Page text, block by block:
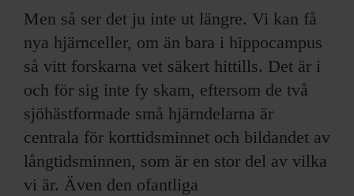
Men så ser det ju inte ut längre. Vi kan få
nya hjärnceller, om än bara i hippocampus
så vitt forskarna vet säkert hittills. Det är i
och för sig inte fy skam, eftersom de två
sjöhästformade små hjärndelarna är
centrala för korttidsminnet och bildandet av
långtidsminnen, som är en stor del av vilka
vi är. Även den ofantliga